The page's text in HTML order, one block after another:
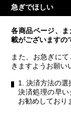
急ぎでほしい
各商品ページ、
載がございますの
また、お急ぎに
きますようお願い
1. 決済方法の選
決済処理の早
お勧めしており